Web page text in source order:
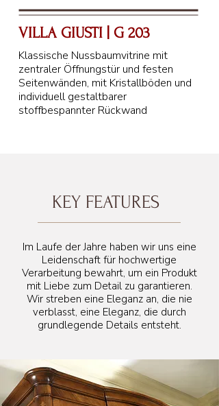
VILLA GIUSTI | G 203
Klassische Nussbaumvitrine mit
zentraler Öffnungstür und festen
Seitenwänden, mit Kristallböden und
individuell gestaltbarer
stoffbespannter Rückwand
KEY FEATURES
Im Laufe der Jahre haben wir uns eine
Leidenschaft für hochwertige
Verarbeitung bewahrt, um ein Produkt
mit Liebe zum Detail zu garantieren.
Wir streben eine Eleganz an, die nie
verblasst, eine Eleganz, die durch
grundlegende Details entsteht.